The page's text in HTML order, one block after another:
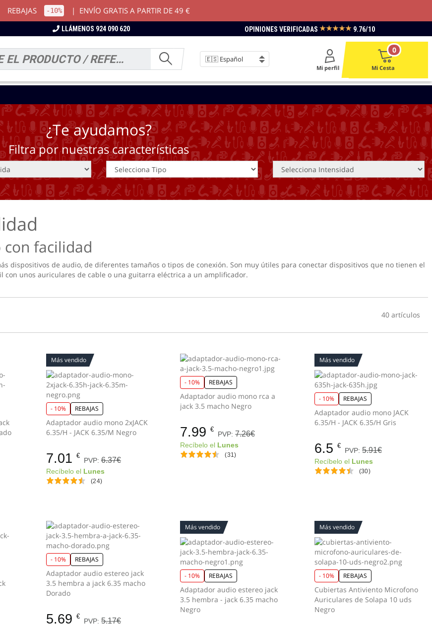
REBAJAS -10% | ENVÍO GRATIS A PARTIR DE 49 €
LLÁMENOS 924 090 620 OPINIONES VERIFICADAS ★★★★★ 9.76/10
Mi perfil Mi Cesta
0
¿Te ayudamos?
Filtra por nuestras características
facilidad
dispositivos de audio, de diferentes tamaños o tipos de conexión. Son muy útiles para conectar dispositivos que no tienen el
unos auriculares de cable o una guitarra eléctrica a un amplificador.
40 artículos
Más vendido
- 10% REBAJAS
Adaptador audio mono 2xJACK
6.35/H - JACK 6.35/M Negro
7.01 €
PVP: 6.37€
Recíbelo el Lunes
(24)
- 10% REBAJAS
Adaptador audio mono rca a
jack 3.5 macho Negro
7.99 €
PVP:7.26€
Recíbelo el Lunes
(31)
Más vendido
- 10% REBAJAS
Adaptador audio mono JACK
6.35/H - JACK 6.35/H Gris
6.5 €
PVP: 5.91€
Recíbelo el Lunes
(30)
- 10% REBAJAS
Adaptador audio estereo jack
3.5 hembra a jack 6.35 macho
Dorado
5.69 €
PVP: 5.17€
Más vendido
- 10% REBAJAS
Adaptador audio estereo jack
3.5 hembra - jack 6.35 macho
Negro
Más vendido
- 10% REBAJAS
Cubiertas Antiviento Microfono
Auriculares de Solapa 10 uds
Negro